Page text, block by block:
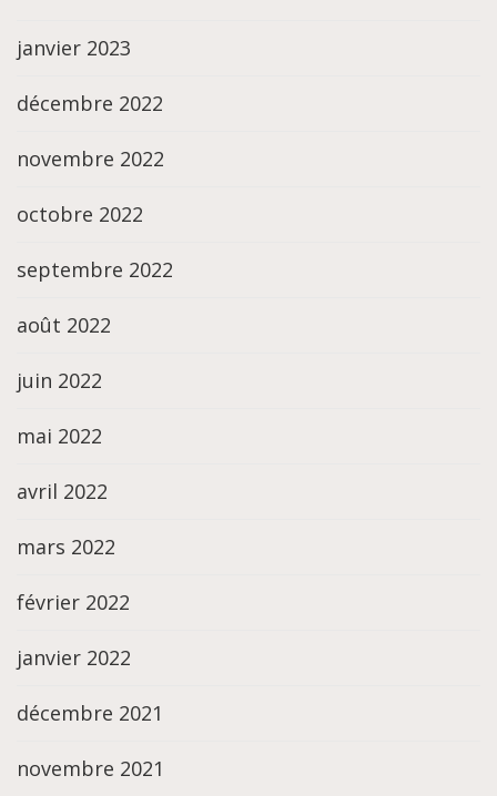
janvier 2023
décembre 2022
novembre 2022
octobre 2022
septembre 2022
août 2022
juin 2022
mai 2022
avril 2022
mars 2022
février 2022
janvier 2022
décembre 2021
novembre 2021